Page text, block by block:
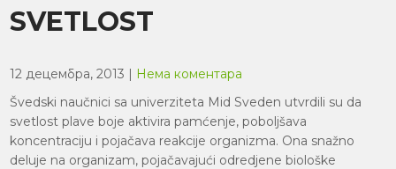
SVETLOST
12 децембра, 2013 | Нема коментара
Švedski naučnici sa univerziteta Mid Sveden utvrdili su da
svetlost plave boje aktivira pamćenje, poboljšava
koncentraciju i pojačava reakcije organizma. Ona snažno
deluje na organizam, pojačavajući odredjene biološke